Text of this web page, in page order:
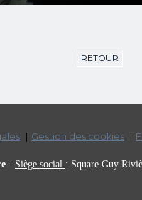
RETOUR
Gestion des cookies
- Siège social : Square Guy